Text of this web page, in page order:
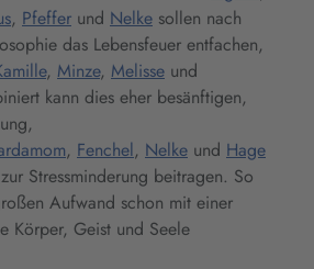
, Pfeffer und Nelke sollen nach
das Lebensfeuer entfachen,
, Minze, Melisse und
kann dies eher besänftigen,
, Fenchel, Nelke und Hage
Stressminderung beitragen. So
Aufwand schon mit einer
Körper, Geist und Seele